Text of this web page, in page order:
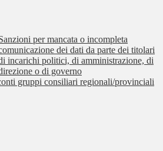
per mancata o incompleta
dei dati da parte dei titolari
incarichi politici, di amministrazione, di
o di governo
gruppi consiliari regionali/provinciali